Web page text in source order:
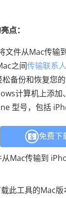
点：
文件从Mac传输
之间传输联系人
备份和恢复您的
计算机上添加
型号，包括
免费下
Mac传输到
此工具的Mac